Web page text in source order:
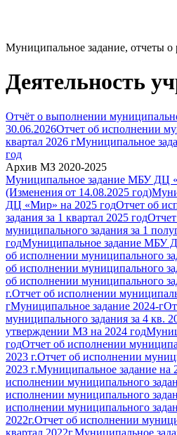
Муниципальное задание, отчеты о
Деятельность
Отчёт о выполнении
30.06.2026Отчет об исполнении
квартал 2026 гМуниципальное
год
Архив МЗ 2020-2025
Муниципальное задание МБУ ДЦ
(Изменения от 14.08.2025 год)
ДЦ «Мир» на 2025 годОтчет об
задания за 1 квартал 2025 год
муниципального задания за 1
годМуниципальное задание МБУ
об исполнении муниципального
об исполнении муниципального
об исполнении муниципального
г.Отчет об исполнении
гМуниципальное задание 2024-г
муниципального задания за 4 кв.
утверждении МЗ на 2024 год
годОтчет об исполнении
2023 г.Отчет об исполнении
2023 г.Муниципальное задание на
исполнении муниципального
исполнении муниципального
исполнении муниципального
2022г.Отчет об исполнении
квартал 2022г.Муниципальное